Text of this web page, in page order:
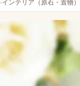
›インテリア（原石・置物）